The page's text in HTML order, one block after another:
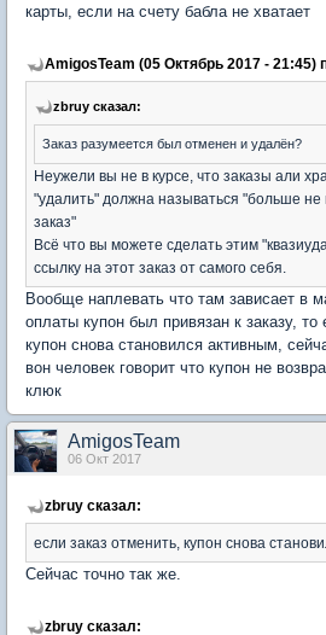
карты, если на счету бабла не хватает
AmigosTeam (05 Октябрь 2017 - 21:45)
zbruy сказал:
Заказ разумеется был отменен и удалён?
Неужели вы не в курсе, что заказы али
"удалить" должна называться "больше не
заказ"
Всё что вы можете сделать этим
ссылку на этот заказ от самого себя.
Вообще наплевать что там зависает в
оплаты купон был привязан к заказу, то
купон снова становился активным,
вон человек говорит что купон не
клюк
AmigosTeam
06 Окт 2017
zbruy сказал:
если заказ отменить, купон снова
Сейчас точно так же.
zbruy сказал: